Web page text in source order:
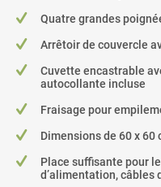
Quatre grandes
Arrêtoir de couvercle
Cuvette encastrable
autocollante incluse
Fraisage pour
Dimensions de 60 x 60
Place suffisante pour
d’alimentation, câbles